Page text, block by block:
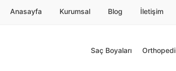
Anasayfa Kurumsal Blog İletişim
Saç Boyaları Orthopedi